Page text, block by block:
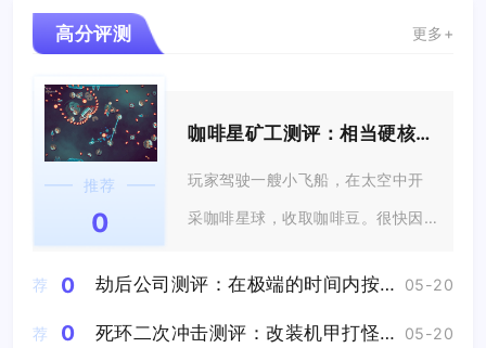
高分评测 更多+
推荐
0
咖啡星矿工测评：相当硬核的休闲游戏
玩家驾驶一艘小飞船，在太空中开
采咖啡星球，收取咖啡豆。很快因
荐
0 劫后公司测评：在极端的时间内按照预先设定的唯一解去玩 05-20
荐 0 死环二次冲击测评：改装机甲打怪兽爽感拉满 05-20